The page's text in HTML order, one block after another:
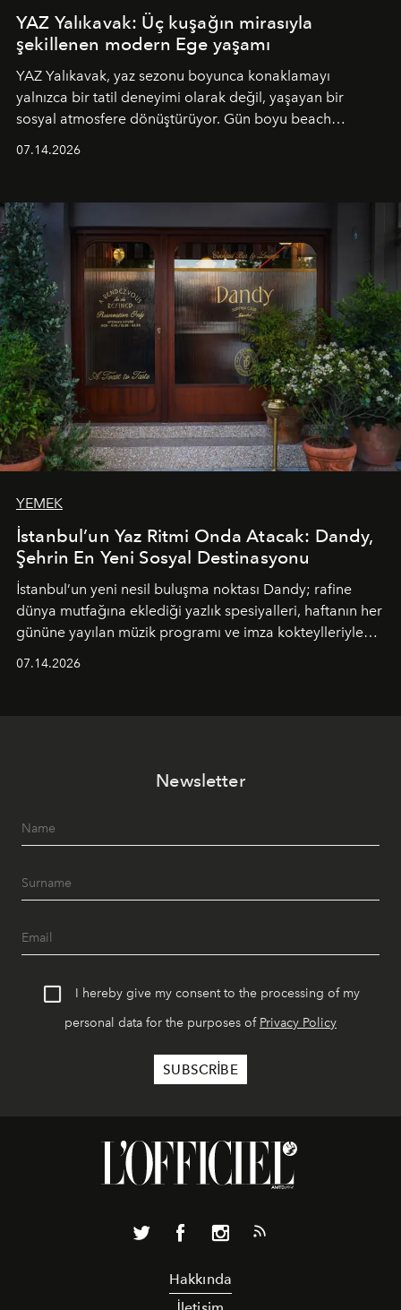
YAZ Yalıkavak: Üç kuşağın mirasıyla
şekillenen modern Ege yaşamı
YAZ Yalıkavak, yaz sezonu boyunca konaklamayı
yalnızca bir tatil deneyimi olarak değil, yaşayan bir
sosyal atmosfere dönüştürüyor. Gün boyu beach
tematik gastronomi geceleri misafirlerle buluşuyor.
Paylaşıma, lezzete ve müziğe odaklanan bu özel
akşamlar, YAZ’ın sade lüks anlayışını gün batımından
geceye taşıyarak her hafta farklı bir deneyim sunuyor.
07.14.2026
YEMEK
İstanbul’un Yaz Ritmi Onda Atacak: Dandy,
Şehrin En Yeni Sosyal Destinasyonu
İstanbul’un yeni nesil buluşma noktası Dandy; rafine
dünya mutfağına eklediği yazlık spesiyalleri, haftanın her
gününe yayılan müzik programı ve imza kokteylleriyle
07.14.2026
Newsletter
I hereby give my consent to the processing of my
personal data for the purposes of Privacy Policy
Hakkında